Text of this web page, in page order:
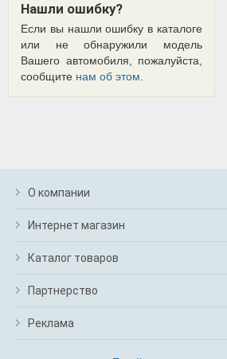
Нашли ошибку?
Если вы нашли ошибку в каталоге
или не обнаружили модель
Вашего автомобиля, пожалуйста,
сообщите нам об этом
О компании
Интернет магазин
Каталог товаров
Партнерство
Реклама